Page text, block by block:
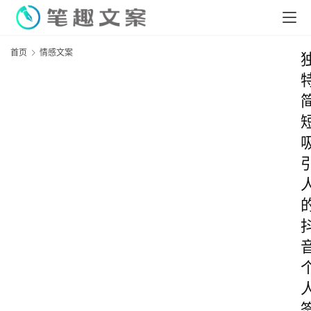
首页 情感文案